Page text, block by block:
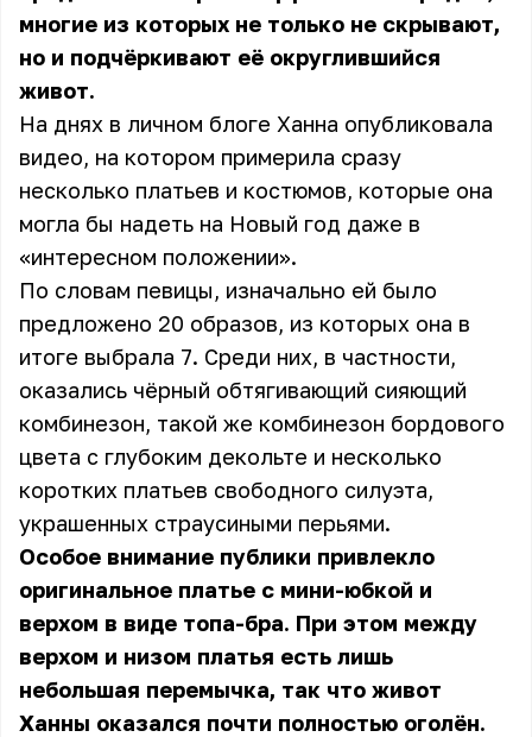
многие из которых не только не скрывают,
но и подчёркивают её округлившийся
живот.
На днях в личном блоге Ханна опубликовала
видео, на котором примерила сразу
несколько платьев и костюмов, которые она
могла бы надеть на Новый год даже в
«интересном положении».
По словам певицы, изначально ей было
предложено 20 образов, из которых она в
итоге выбрала 7. Среди них, в частности,
оказались чёрный обтягивающий сияющий
комбинезон, такой же комбинезон бордового
цвета с глубоким декольте и несколько
коротких платьев свободного силуэта,
украшенных страусиными перьями.
Особое внимание публики привлекло
оригинальное платье с мини-юбкой и
верхом в виде топа-бра. При этом между
верхом и низом платья есть лишь
небольшая перемычка, так что живот
Ханны оказался почти полностью оголён.